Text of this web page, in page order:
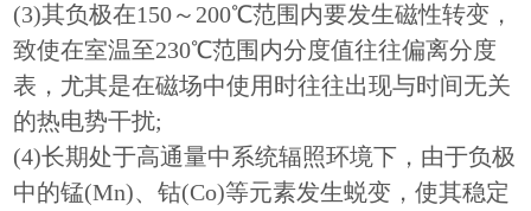
(3)其负极在150～200℃范围内要发生磁性转变，
致使在室温至230℃范围内分度值往往偏离分度
表，尤其是在磁场中使用时往往出现与时间无关
的热电势干扰;
(4)长期处于高通量中系统辐照环境下，由于负极
中的锰(Mn)、钴(Co)等元素发生蜕变，使其稳定